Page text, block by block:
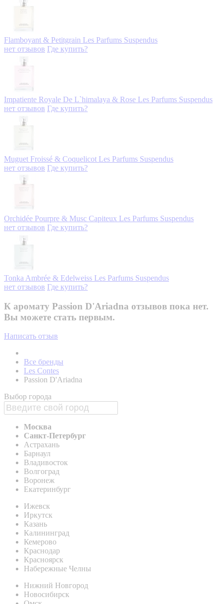
Flamboyant & Petitgrain Les Parfums Suspendus
нет отзывов Где купить?
Impatiente Royale De L`himalaya & Rose Les Parfums Suspendus
нет отзывов Где купить?
Muguet Froissé & Coquelicot Les Parfums Suspendus
нет отзывов Где купить?
Orchidée Pourpre & Musc Capiteux Les Parfums Suspendus
нет отзывов Где купить?
Tonka Ambrée & Edelweiss Les Parfums Suspendus
нет отзывов Где купить?
К аромату Passion D'Ariadna отзывов пока нет.
Вы можете стать первым.
Написать отзыв
Все бренды
Les Contes
Passion D'Ariadna
Выбор города
Москва
Санкт-Петербург
Астрахань
Барнаул
Владивосток
Волгоград
Воронеж
Екатеринбург
Ижевск
Иркутск
Казань
Калининград
Кемерово
Краснодар
Красноярск
Набережные Челны
Нижний Новгород
Новосибирск